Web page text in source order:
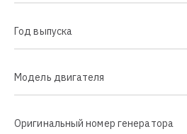
Год выпуска
Модель двигателя
Оригинальный номер генератора